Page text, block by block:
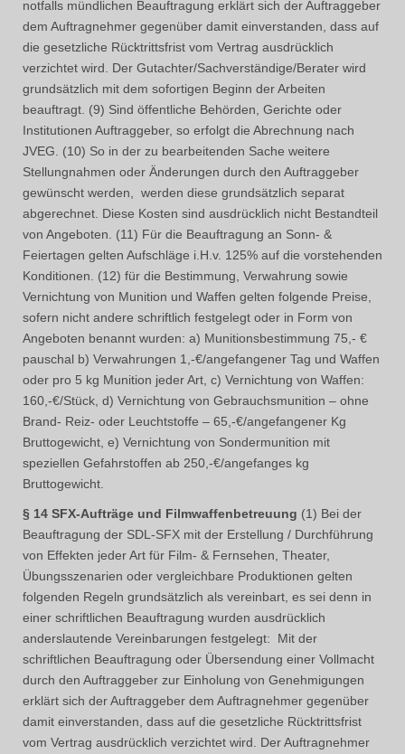
notfalls mündlichen Beauftragung erklärt sich der Auftraggeber
dem Auftragnehmer gegenüber damit einverstanden, dass auf
die gesetzliche Rücktrittsfrist vom Vertrag ausdrücklich
verzichtet wird. Der Gutachter/Sachverständige/Berater wird
grundsätzlich mit dem sofortigen Beginn der Arbeiten
beauftragt. (9) Sind öffentliche Behörden, Gerichte oder
Institutionen Auftraggeber, so erfolgt die Abrechnung nach
JVEG. (10) So in der zu bearbeitenden Sache weitere
Stellungnahmen oder Änderungen durch den Auftraggeber
gewünscht werden, werden diese grundsätzlich separat
abgerechnet. Diese Kosten sind ausdrücklich nicht Bestandteil
von Angeboten. (11) Für die Beauftragung an Sonn- &
Feiertagen gelten Aufschläge i.H.v. 125% auf die vorstehenden
Konditionen. (12) für die Bestimmung, Verwahrung sowie
Vernichtung von Munition und Waffen gelten folgende Preise,
sofern nicht andere schriftlich festgelegt oder in Form von
Angeboten benannt wurden: a) Munitionsbestimmung 75,- €
pauschal b) Verwahrungen 1,-€/angefangener Tag und Waffen
oder pro 5 kg Munition jeder Art, c) Vernichtung von Waffen:
160,-€/Stück, d) Vernichtung von Gebrauchsmunition – ohne
Brand- Reiz- oder Leuchtstoffe – 65,-€/angefangener Kg
Bruttogewicht, e) Vernichtung von Sondermunition mit
speziellen Gefahrstoffen ab 250,-€/angefanges kg
Bruttogewicht.
§ 14 SFX-Aufträge und Filmwaffenbetreuung (1) Bei der
Beauftragung der SDL-SFX mit der Erstellung / Durchführung
von Effekten jeder Art für Film- & Fernsehen, Theater,
Übungsszenarien oder vergleichbare Produktionen gelten
folgenden Regeln grundsätzlich als vereinbart, es sei denn in
einer schriftlichen Beauftragung wurden ausdrücklich
anderslautende Vereinbarungen festgelegt: Mit der
schriftlichen Beauftragung oder Übersendung einer Vollmacht
durch den Auftraggeber zur Einholung von Genehmigungen
erklärt sich der Auftraggeber dem Auftragnehmer gegenüber
damit einverstanden, dass auf die gesetzliche Rücktrittsfrist
vom Vertrag ausdrücklich verzichtet wird. Der Auftragnehmer